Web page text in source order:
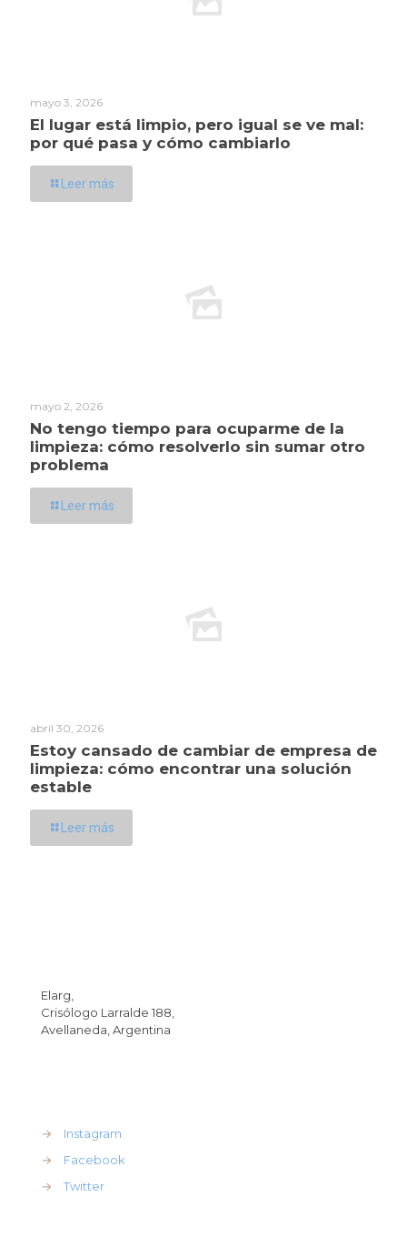
mayo 3, 2026
El lugar está limpio, pero igual se ve mal:
por qué pasa y cómo cambiarlo
Leer más
mayo 2, 2026
No tengo tiempo para ocuparme de la
limpieza: cómo resolverlo sin sumar otro
problema
Leer más
abril 30, 2026
Estoy cansado de cambiar de empresa de
limpieza: cómo encontrar una solución
estable
Leer más
Elarg,
Crisólogo Larralde 188,
Avellaneda, Argentina
→
Instagram
→
Facebook
→
Twitter